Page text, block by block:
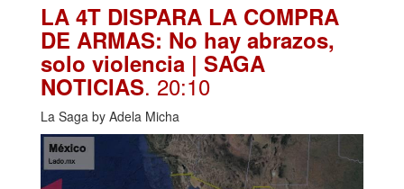
LA 4T DISPARA LA COMPRA
DE ARMAS: No hay abrazos,
solo violencia | SAGA
NOTICIAS. 20:10
La Saga by Adela Micha